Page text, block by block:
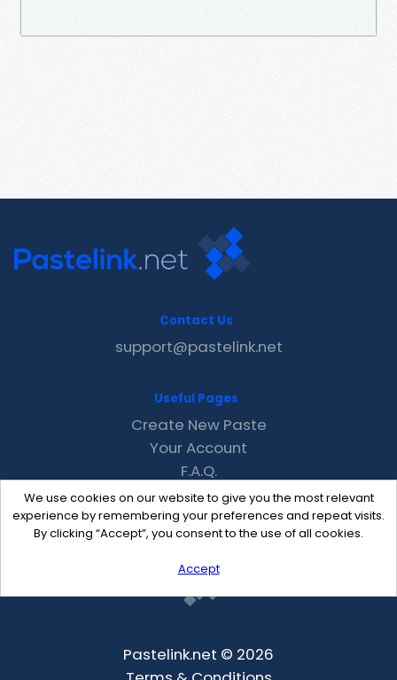
We use cookies on our website to give you the most relevant
experience by remembering your preferences and repeat visits.
By clicking “Accept”, you consent to the use of all cookies.
Accept
Contact Us
support@pastelink.net
Useful Pages
Create New Paste
Your Account
F.A.Q.
Recent
Contact
Pastelink.net © 2026